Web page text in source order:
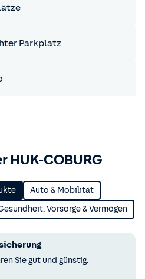
Parkplatz
HUK-COBURG
Auto & Mobilität
Vorsorge & Vermögen
Sie gut und günstig.